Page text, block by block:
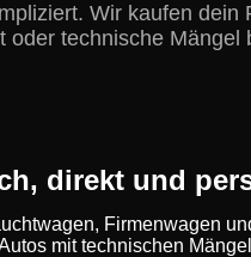
Wir kaufen dein
oder technische Mängel
direkt und
Firmenwagen
mit technischen